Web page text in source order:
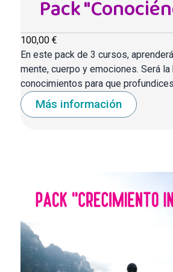
Pack
100,00 €
En este pack de 3 cursos,
mente, cuerpo y emociones. Será
conocimientos para que
Más información